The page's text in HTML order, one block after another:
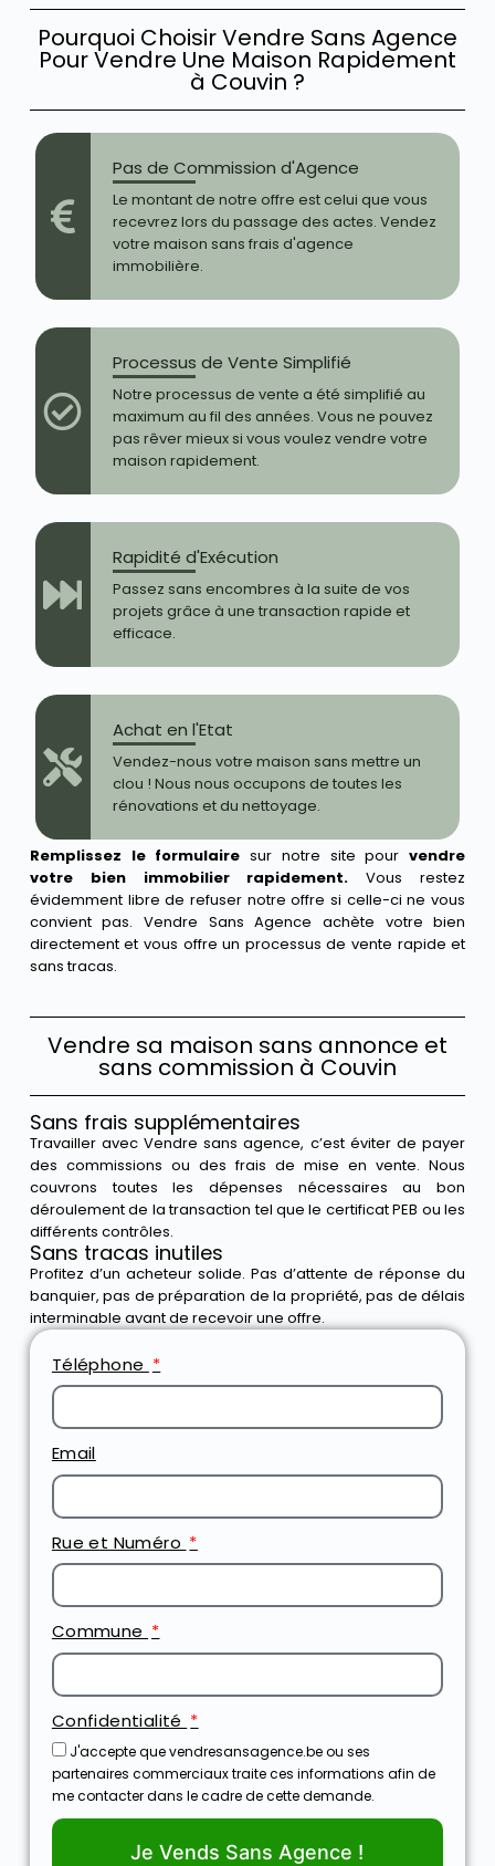
Pourquoi Choisir Vendre Sans Agence
Pour Vendre Une Maison Rapidement
à Couvin ?
Pas de Commission d'Agence
Le montant de notre offre est celui que vous
recevrez lors du passage des actes. Vendez
votre maison sans frais d'agence
immobilière.
Processus de Vente Simplifié
Notre processus de vente a été simplifié au
maximum au fil des années. Vous ne pouvez
pas rêver mieux si vous voulez vendre votre
maison rapidement.
Rapidité d'Exécution
Passez sans encombres à la suite de vos
projets grâce à une transaction rapide et
efficace.
Achat en l'Etat
Vendez-nous votre maison sans mettre un
clou ! Nous nous occupons de toutes les
rénovations et du nettoyage.
Remplissez le formulairesur notre site pour vendre
votre bien immobilier rapidement.Vous restez
évidemment libre de refuser notre offre si celle-ci ne vous
convient pas. Vendre Sans Agence achète votre bien
directement et vous offre un processus de vente rapide et
sans tracas.
Vendre sa maison sans annonce et
sans commission à Couvin
Sans frais supplémentaires
Travailler avec Vendre sans agence, c’est éviter de payer
des commissions ou des frais de mise en vente. Nous
couvrons toutes les dépenses nécessaires au bon
déroulement de la transaction tel que le certificat PEB ou les
différents contrôles.
Sans tracas inutiles
Profitez d’un acheteur solide. Pas d’attente de réponse du
banquier, pas de préparation de la propriété, pas de délais
interminable avant de recevoir une offre.
Téléphone
Email
Rue et Numéro
Commune
Confidentialité
J'accepte que vendresansagence.be ou ses
partenaires commerciaux traite ces informations afin de
me contacter dans le cadre de cette demande.
Je Vends Sans Agence !